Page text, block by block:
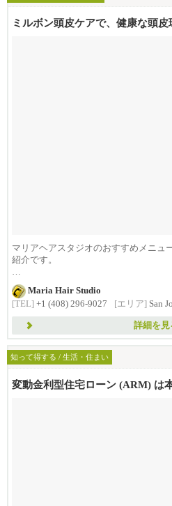
ミルボン頭皮ケアで、健康な頭皮
マリアヘアスタジオのおすすめメニュ
紹介です。
“milbon(ミルボン)”は、...
Maria Hair Studio
[TEL] +1 (408) 296-9027 [エリア] San
詳細を見
知って得する / 生活・住まい
変動金利型住宅ローン (ARM) は